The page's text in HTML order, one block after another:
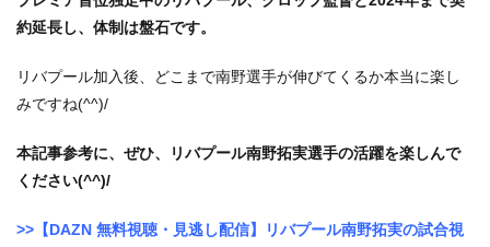
約延長し、体制は盤石です。
リバプール加入後、どこまで南野選手が伸びてくるか本当に楽し
みですね(^^)/
本記事参考に、ぜひ、リバプール南野拓実選手の活躍を楽しんで
ください(^^)/
>>【DAZN 無料視聴・見逃し配信】リバプール南野拓実の試合視